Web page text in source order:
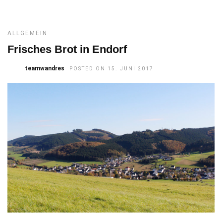
ALLGEMEIN
Frisches Brot in Endorf
teamwandres POSTED ON 15. JUNI 2017